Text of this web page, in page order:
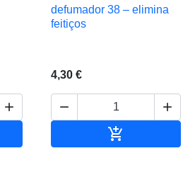

defumador 38 – elimina
feitiços
4,30 €
 
